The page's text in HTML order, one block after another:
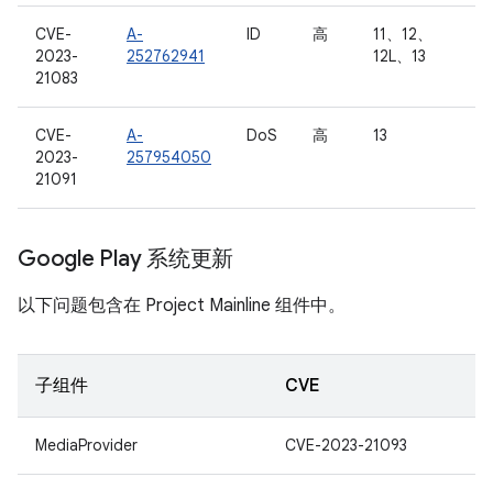
CVE-
2023-
21083
A-
252762941
ID 高
11、12、
12L、13
CVE-
2023-
21091
A-
257954050
DoS 高 13
Google Play 系统更新
以下问题包含在 Project Mainline 组件中。
子组件 CVE
MediaProvider CVE-2023-21093